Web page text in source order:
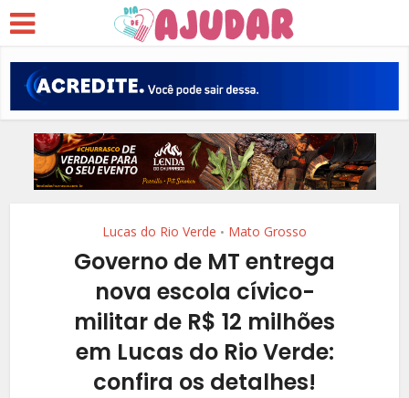
Lucas do Rio Verde • Mato Grosso
Governo de MT entrega
nova escola cívico-
militar de R$ 12 milhões
em Lucas do Rio Verde:
confira os detalhes!